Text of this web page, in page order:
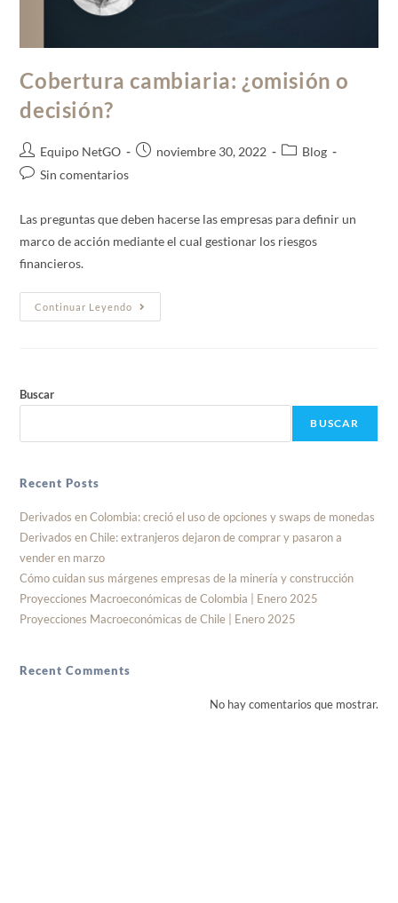
Cobertura cambiaria: ¿omisión o
decisión?
Equipo NetGO noviembre 30, 2022
Blog
Sin comentarios
Las preguntas que deben hacerse las empresas para definir un
marco de acción mediante el cual gestionar los riesgos
financieros.
Continuar Leyendo
Buscar
BUSCAR
Recent Posts
Derivados en Colombia: creció el uso de opciones y swaps de monedas
Derivados en Chile: extranjeros dejaron de comprar y pasaron a
vender en marzo
Cómo cuidan sus márgenes empresas de la minería y construcción
Proyecciones Macroeconómicas de Colombia | Enero 2025
Proyecciones Macroeconómicas de Chile | Enero 2025
Recent Comments
No hay comentarios que mostrar.